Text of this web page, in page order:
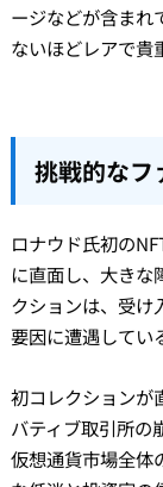
ージなどが含まれ
ないほどレアで貴
挑戦的なフ
ロナウド氏初の
に直面し、大きな
クションは、受け
要因に遭遇してい
初コレクションが
バティブ取引所の
仮想通貨市場全体